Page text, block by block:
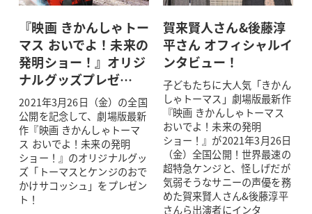
『映画 きかんしゃトー
マス おいでよ！未来の
発明ショー！』オリジ
ナルグッズプレゼ…
2021年3月26日（金）の全国
公開を記念して、劇場版最新
作『映画 きかんしゃトーマ
ス おいでよ！未来の発明
ショー！』のオリジナルグッ
ズ「トーマスとケンジのおで
かけサコッシュ」をプレゼン
ト！
賀来賢人さん&後藤淳
平さん オフィシャルイ
ンタビュー！
子どもたちに大人気「きかん
しゃトーマス」劇場版最新作
『映画 きかんしゃトーマス
おいでよ！未来の発明
ショー！』が2021年3月26日
（金）全国公開！世界最速の
超特急ケンジと、怪しげだが
気弱そうなサニーの声優を務
めた賀来賢人さん&後藤淳平
さんら出演者にインタ